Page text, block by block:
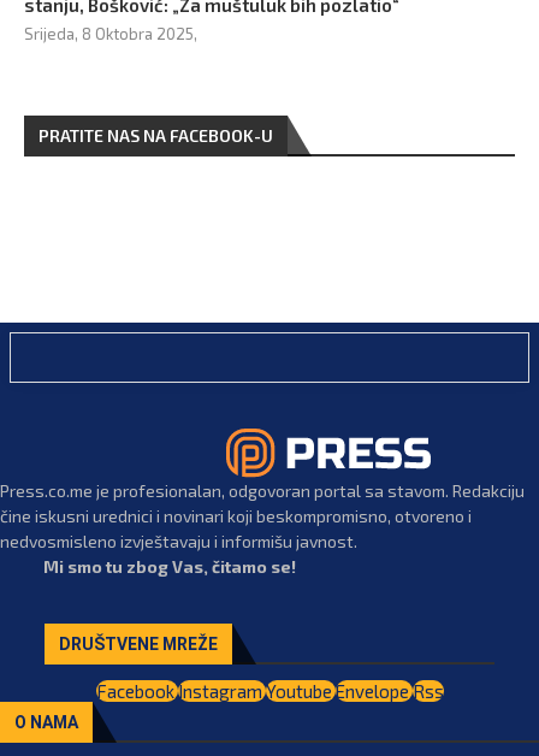
stanju, Bošković: „Za muštuluk bih pozlatio“
Srijeda, 8 Oktobra 2025,
PRATITE NAS NA FACEBOOK-U
Press.co.me je profesionalan, odgovoran portal sa stavom. Redakciju
čine iskusni urednici i novinari koji beskompromisno, otvoreno i
nedvosmisleno izvještavaju i informišu javnost.
Mi smo tu zbog Vas, čitamo se!
DRUŠTVENE MREŽE
FacebookInstagramYoutubeEnvelopeRss
O NAMA